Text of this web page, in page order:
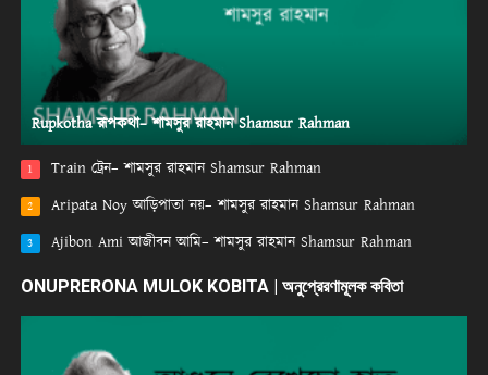
Rupkotha রূপকথা– শামসুর রাহমান Shamsur Rahman
1 Train ট্রেন– শামসুর রাহমান Shamsur Rahman
2 Aripata Noy আড়িপাতা নয়– শামসুর রাহমান Shamsur Rahman
3 Ajibon Ami আজীবন আমি– শামসুর রাহমান Shamsur Rahman
ONUPRERONA MULOK KOBITA | অনুপ্রেরণামূলক কবিতা